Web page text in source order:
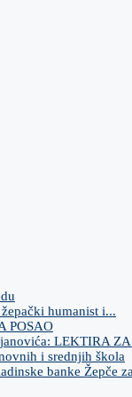
humanist i...
POSAO
LEKTIRA
i srednjih škola
banke Žepče